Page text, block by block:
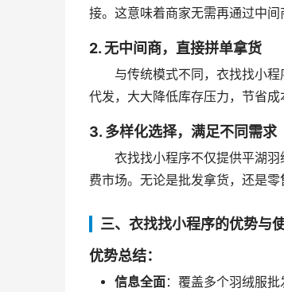
接。这意味着商家无需再通过中间
2. 无中间商，直接拼单拿货
与传统模式不同，衣找找小程
代发，大大降低库存压力，节省成
3. 多样化选择，满足不同需求
衣找找小程序不仅提供平湖
费市场。无论是批发拿货，还是零
三、衣找找小程序的优势与
优势总结：
信息全面：覆盖多个羽绒服批